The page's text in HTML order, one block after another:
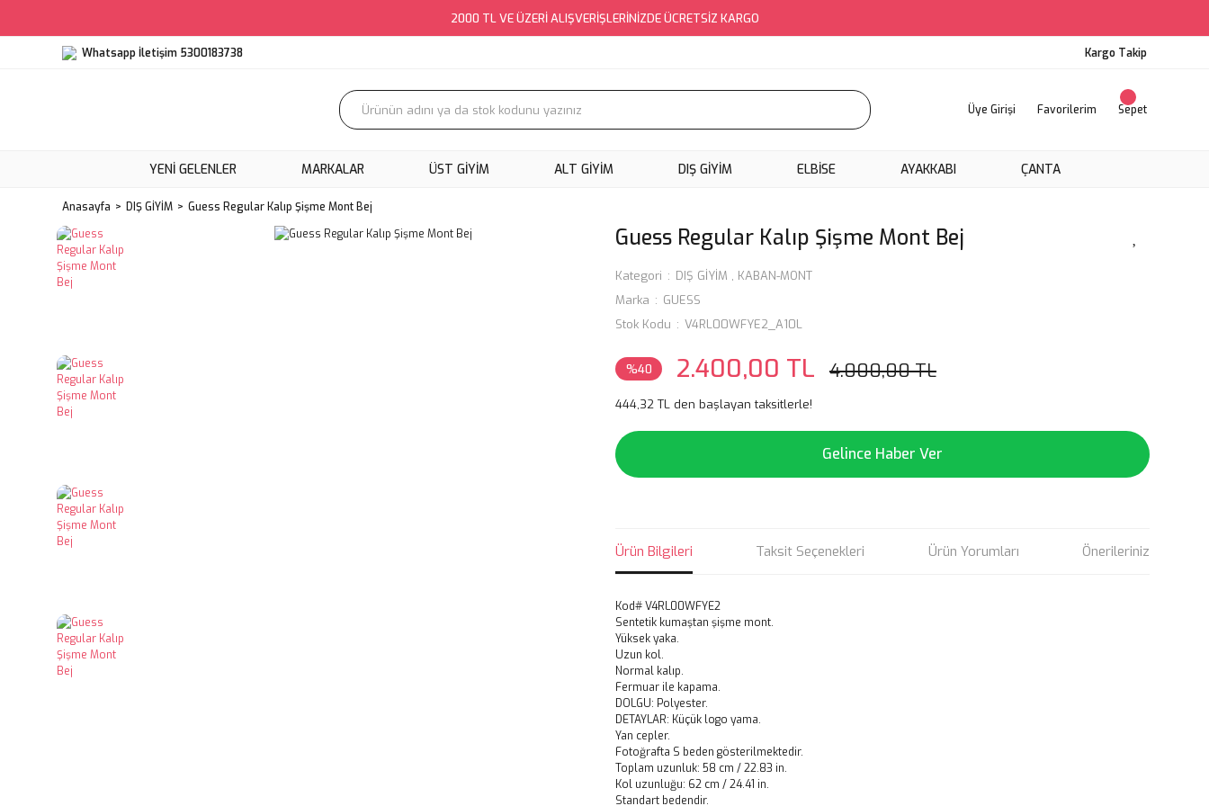
2000 TL VE ÜZERİ ALIŞVERİŞLERİNİZDE ÜCRETSİZ KARGO
Whatsapp İletişim 5300183738 Kargo Takip
Üye Girişi Favorilerim Sepet
YENI GELENLER MARKALAR ÜST GİYİM ALT GİYİM DIŞ GİYİM ELBİSE AYAKKABI ÇANTA
Anasayfa DIŞ GİYİM Guess Regular Kalıp Şişme Mont Bej
Guess Regular Kalıp Şişme Mont Bej
Kategori DIŞ GİYİM , KABAN-MONT
Marka
GUESS
Stok Kodu
V4RL00WFYE2_A10L
%40 2.400,00 TL 4.000,00 TL
444,32 TL den başlayan taksitlerle!
Gelince Haber Ver
Ürün Bilgileri Taksit Seçenekleri Ürün Yorumları Önerileriniz
Kod# V4RL00WFYE2
Sentetik kumaştan şişme mont.
Yüksek yaka.
Uzun kol.
Normal kalıp.
Fermuar ile kapama.
DOLGU: Polyester.
DETAYLAR: Küçük logo yama.
Yan cepler.
Fotoğrafta S beden gösterilmektedir.
Toplam uzunluk: 58 cm / 22.83 in.
Kol uzunluğu: 62 cm / 24.41 in.
Standart bedendir.